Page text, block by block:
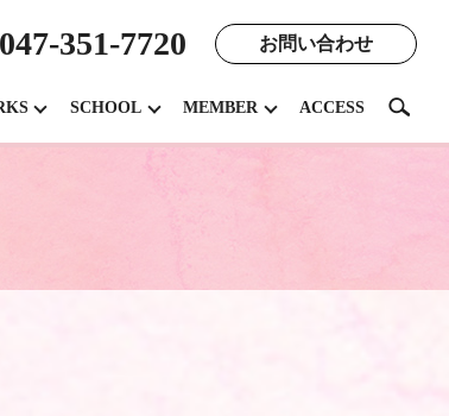
047-351-7720 お問い合わせ
SCHOOL MEMBER ACCESS search